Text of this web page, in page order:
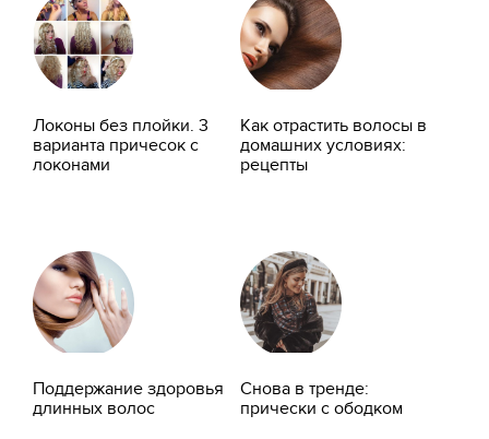
Локоны без плойки. 3
варианта причесок с
локонами
Как отрастить волосы в
домашних условиях:
рецепты
Поддержание здоровья
длинных волос
Снова в тренде:
прически с ободком